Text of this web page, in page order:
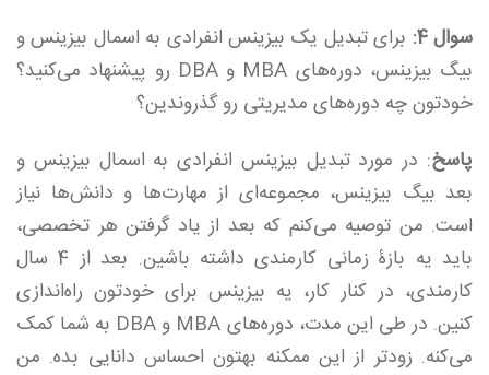
سوال 4:
برای تبدیل یک بیزینس انفرادی به اسمال بیزینس و
بیگ بیزینس، دوره‌های MBA‌ و DBA‌ رو پیشنهاد می‌کنید؟
خودتون چه دوره‌های مدیریتی رو گذروندین؟
پاسخ: در مورد تبدیل بیزینس انفرادی به اسمال بیزینس و
بعد بیگ بیزینس، مجموعه‌ای از مهارت‌ها و دانش‌ها نیاز
است. من توصیه می‌کنم که بعد از یاد گرفتن هر تخصصی،
باید یه بازۀ زمانی کارمندی داشته باشین. بعد از 4 سال
کارمندی، در کنار کار،‌ یه بیزینس برای خودتون راه‌اندازی
کنین. در طی این مدت، دوره‌های MBA و DBA به شما کمک
می‌کنه. زودتر از این ممکنه بهتون احساس دانایی بده. من